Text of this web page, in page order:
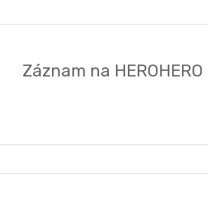
Záznam na HEROHERO